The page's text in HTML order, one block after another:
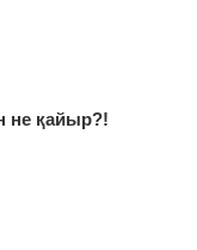
не қайыр?!